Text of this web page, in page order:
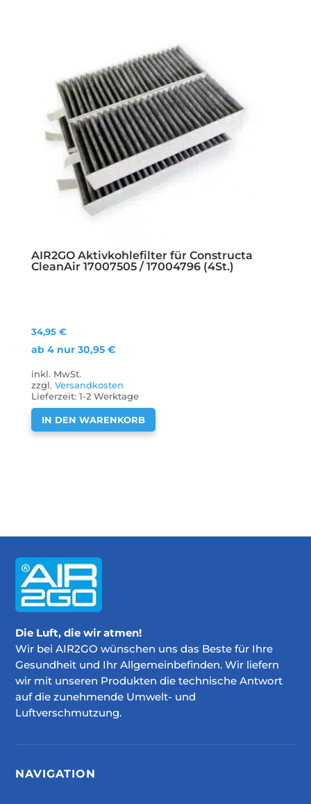
AIR2GO Aktivkohlefilter für Constructa
CleanAir 17007505 / 17004796 (4St.)
34,95€
ab 4 nur30,95€
inkl. MwSt.
zzgl.Versandkosten
Lieferzeit:1-2 Werktage
IN DEN WARENKORB
Die Luft, die wir atmen!
Wir bei AIR2GO wünschen uns das Beste für Ihre
Gesundheit und Ihr Allgemeinbefinden. Wir liefern
wir mit unseren Produkten die technische Antwort
auf die zunehmende Umwelt- und
Luftverschmutzung.
NAVIGATION